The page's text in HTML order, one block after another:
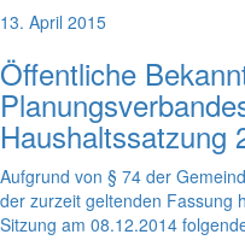
13. April 2015
Öffentliche
Haushaltssatzung
Aufgrund von § 74 der
der zurzeit geltenden Fassung
Sitzung am 08.12.2014